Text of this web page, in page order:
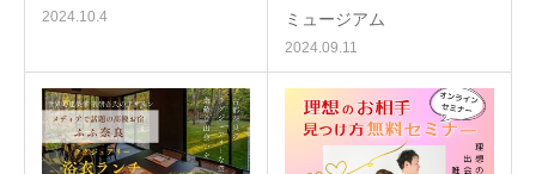
2024.10.4
ミュージアム
2024.09.11